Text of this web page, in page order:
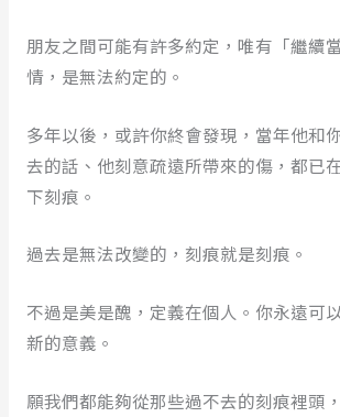
朋友之間可能有許多約定，唯有「繼續
情，是無法約定的。
多年以後，或許你終會發現，當年他和
去的話、他刻意疏遠所帶來的傷，都已
下刻痕。
過去是無法改變的，刻痕就是刻痕。
不過是美是醜，定義在個人。你永遠可
新的意義。
願我們都能夠從那些過不去的刻痕裡頭